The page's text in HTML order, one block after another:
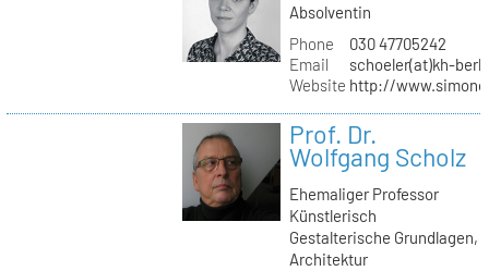
Absolventin
Phone
030 47705242
Email
schoeler(at)kh-
Website http://
Prof. Dr.
Wolfgang Scholz
Ehemaliger Professor
Künstlerisch
Gestalterische Grundlagen,
Architektur